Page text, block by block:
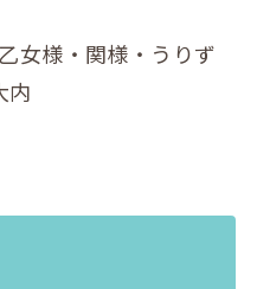
女様・関様・うりず
内